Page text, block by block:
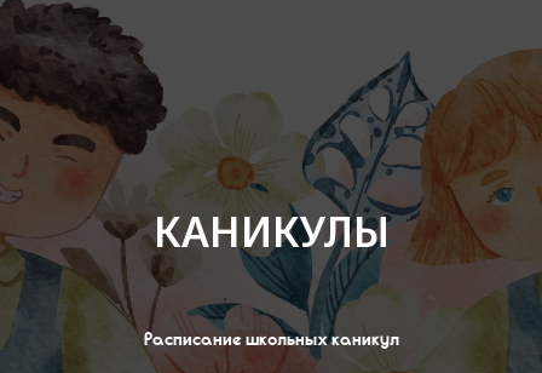
КАНИКУЛЫ
Расписание школьных каникул